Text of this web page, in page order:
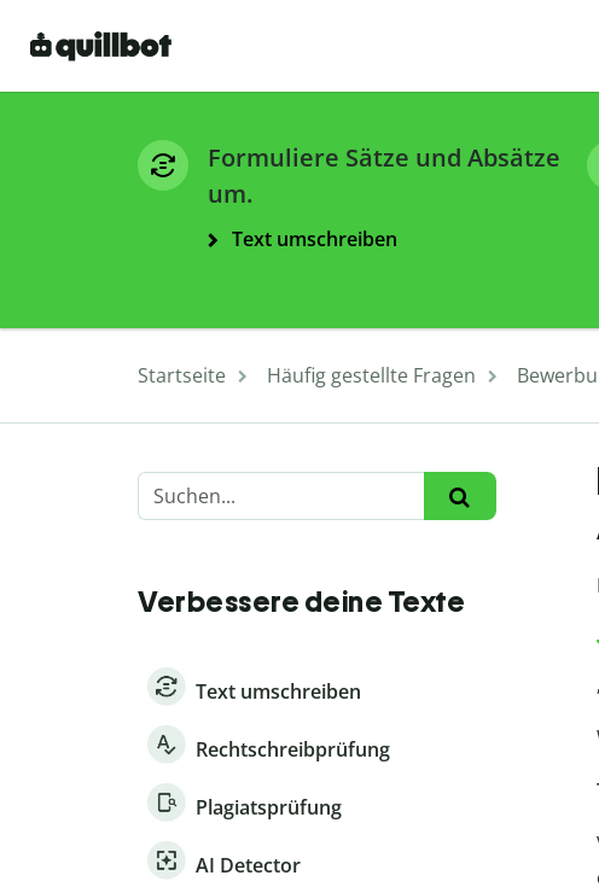
Formuliere Sätze und Absätze
um.
Text umschreiben
Startseite Häufig gestellte Fragen
Verbessere deine Texte
Text umschreiben
Rechtschreibprüfung
Plagiatsprüfung
AI Detector